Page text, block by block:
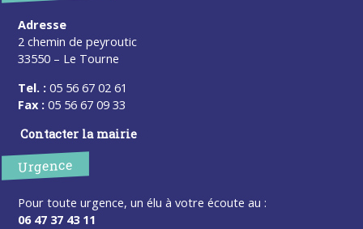
Adresse
2 chemin de peyroutic
33550 – Le Tourne
Tel. : 05 56 67 02 61
Fax : 05 56 67 09 33
Contacter la mairie
Urgence
Pour toute urgence, un élu à votre écoute au :
06 47 37 43 11